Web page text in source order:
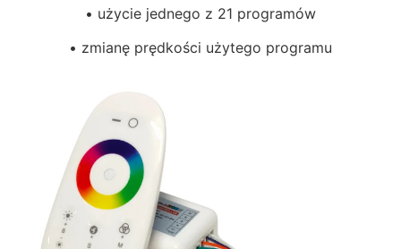
• użycie jednego z 21 programów
• zmianę prędkości użytego programu